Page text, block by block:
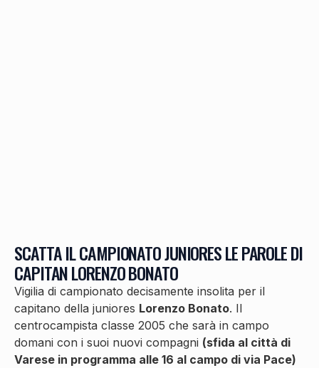
SCATTA IL CAMPIONATO JUNIORES LE PAROLE DI
CAPITAN LORENZO BONATO
Vigilia di campionato decisamente insolita per il
capitano della juniores Lorenzo Bonato. Il
centrocampista classe 2005 che sarà in campo
domani con i suoi nuovi compagni (sfida al città di
Varese in programma alle 16 al campo di via Pace)